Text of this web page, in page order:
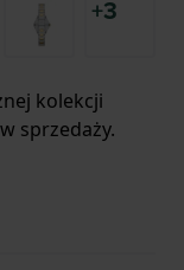
+3
kolekcji
sprzedaży.